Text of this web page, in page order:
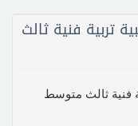
تربية فنية ثالث
فنية ثالث متوسط